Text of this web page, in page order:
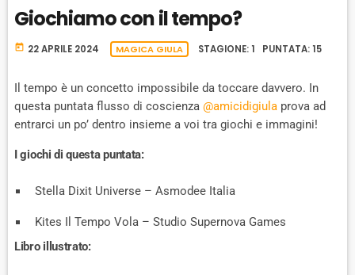
A
B
K
R
A
E
C
K
A
R
D
U
S
W
R
D
Giochiamo con il tempo?
today 22 APRILE 2024 MAGICA GIULA STAGIONE: 1 PUNTATA: 15
Il tempo è un concetto impossibile da toccare davvero. In
questa puntata flusso di coscienza @amicidigiula prova ad
entrarci un po’ dentro insieme a voi tra giochi e immagini!
I giochi di questa puntata:
Stella Dixit Universe – Asmodee Italia
Kites Il Tempo Vola – Studio Supernova Games
Libro illustrato: